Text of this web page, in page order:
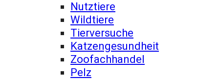
Nutztiere
Wildtiere
Tierversuche
Katzengesundheit
Zoofachhandel
Pelz